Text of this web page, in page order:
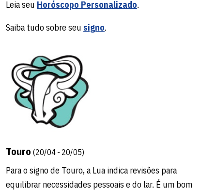
Leia seu Horóscopo Personalizado.
Saiba tudo sobre seu signo.
Touro (20/04 - 20/05)
Para o signo de Touro, a Lua indica revisões para
equilibrar necessidades pessoais e do lar. É um bom